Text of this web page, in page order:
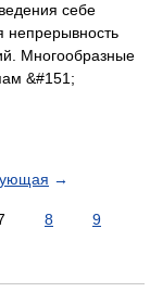
себе
непрерывность
Многообразные
&#151;
→
8
9